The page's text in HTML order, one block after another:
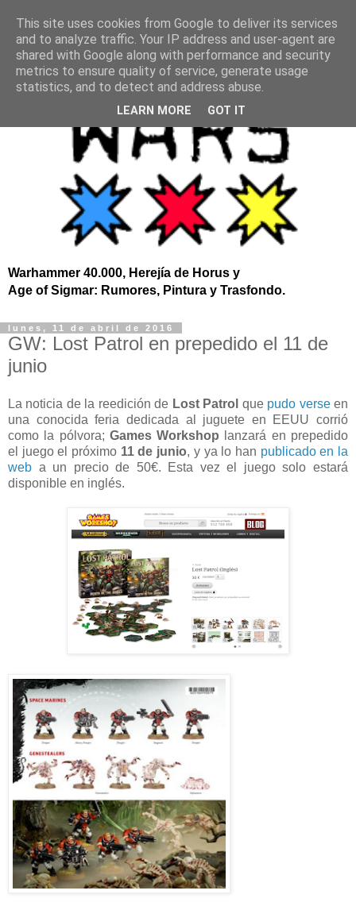
Warhammer 40.000, Herejía de Horus y
Age of Sigmar: Rumores, Pintura y Trasfondo.
lunes, 11 de abril de 2016
GW: Lost Patrol en prepedido el 11 de
junio
La noticia de la reedición de Lost Patrol que pudo verseen
una conocida feria dedicada al juguete en EEUU corrió
como la pólvora; Games Workshop lanzará en prepedido
el juego el próximo 11 de junio, y ya lo han publicado en la
web a un precio de 50€. Esta vez el juego solo estará
disponible en inglés.
This site uses cookies from Google to deliver its services
and to analyze traffic. Your IP address and user-agent are
shared with Google along with performance and security
metrics to ensure quality of service, generate usage
statistics, and to detect and address abuse.
LEARN MORE GOT IT